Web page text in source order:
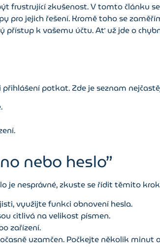
frustrující zkušenost. V tomto článku
pro jejich řešení. Kromě toho se
k vašemu účtu. Ať už jde o
potkat. Zde je seznam
nebo heslo”
je nesprávné, zkuste se řídit těmito
využijte funkci obnovení hesla.
citlivá na velikost písmen.
zařízení.
uzamčen. Počkejte několik minut